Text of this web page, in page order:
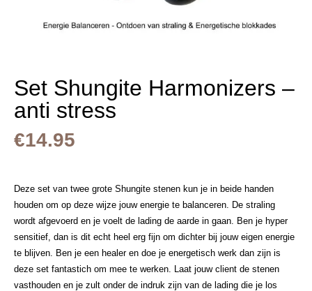
Set Shungite Harmonizers –
anti stress
€14.95
Deze set van twee grote Shungite stenen kun je in beide handen
houden om op deze wijze jouw energie te balanceren. De straling
wordt afgevoerd en je voelt de lading de aarde in gaan. Ben je hyper
sensitief, dan is dit echt heel erg fijn om dichter bij jouw eigen energie
te blijven. Ben je een healer en doe je energetisch werk dan zijn is
deze set fantastich om mee te werken. Laat jouw client de stenen
vasthouden en je zult onder de indruk zijn van de lading die je los